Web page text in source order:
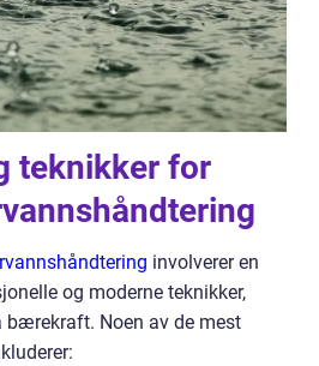
teknikker for
involverer en
og moderne teknikker,
bærekraft. Noen av de mest